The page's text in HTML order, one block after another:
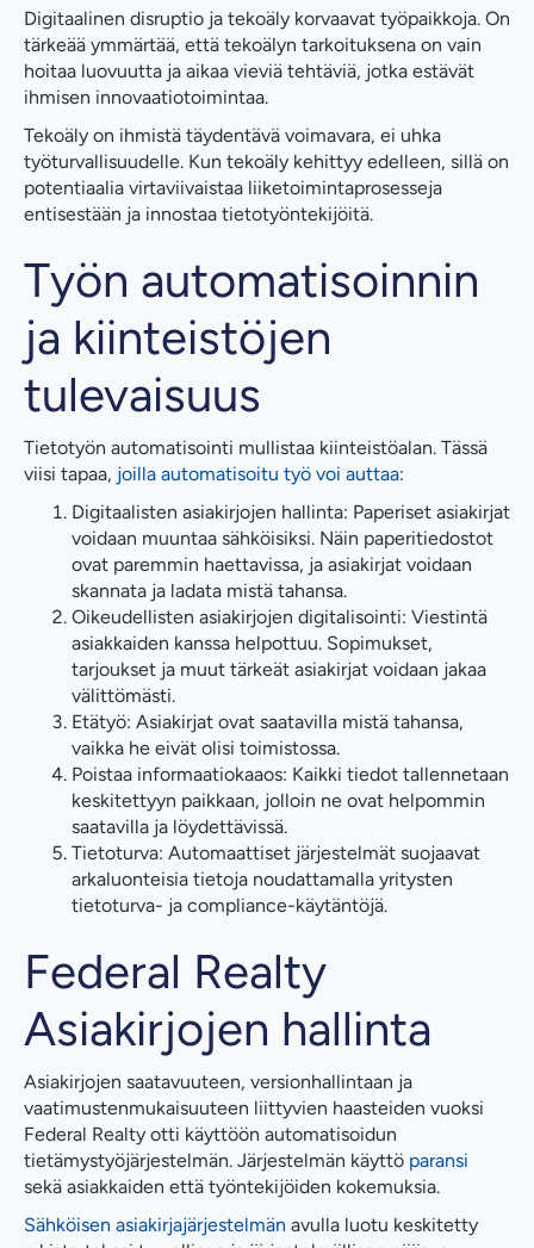
Digitaalinen disruptio ja tekoäly korvaavat työpaikkoja. On
tärkeää ymmärtää, että tekoälyn tarkoituksena on vain
hoitaa luovuutta ja aikaa vieviä tehtäviä, jotka estävät
ihmisen innovaatiotoimintaa.
Tekoäly on ihmistä täydentävä voimavara, ei uhka
työturvallisuudelle. Kun tekoäly kehittyy edelleen, sillä on
potentiaalia virtaviivaistaa liiketoimintaprosesseja
entisestään ja innostaa tietotyöntekijöitä.
Työn automatisoinnin
ja kiinteistöjen
tulevaisuus
Tietotyön automatisointi mullistaa kiinteistöalan. Tässä
viisi tapaa, joilla automatisoitu työ voi auttaa:
Digitaalisten asiakirjojen hallinta: Paperiset asiakirjat
voidaan muuntaa sähköisiksi. Näin paperitiedostot
ovat paremmin haettavissa, ja asiakirjat voidaan
skannata ja ladata mistä tahansa.
Oikeudellisten asiakirjojen digitalisointi: Viestintä
asiakkaiden kanssa helpottuu. Sopimukset,
tarjoukset ja muut tärkeät asiakirjat voidaan jakaa
välittömästi.
Etätyö: Asiakirjat ovat saatavilla mistä tahansa,
vaikka he eivät olisi toimistossa.
Poistaa informaatiokaaos: Kaikki tiedot tallennetaan
keskitettyyn paikkaan, jolloin ne ovat helpommin
saatavilla ja löydettävissä.
Tietoturva: Automaattiset järjestelmät suojaavat
arkaluonteisia tietoja noudattamalla yritysten
tietoturva- ja compliance-käytäntöjä.
Federal Realty
Asiakirjojen hallinta
Asiakirjojen saatavuuteen, versionhallintaan ja
vaatimustenmukaisuuteen liittyvien haasteiden vuoksi
Federal Realty otti käyttöön automatisoidun
tietämystyöjärjestelmän. Järjestelmän käyttö paransi
sekä asiakkaiden että työntekijöiden kokemuksia.
Sähköisen asiakirjajärjestelmän avulla luotu keskitetty